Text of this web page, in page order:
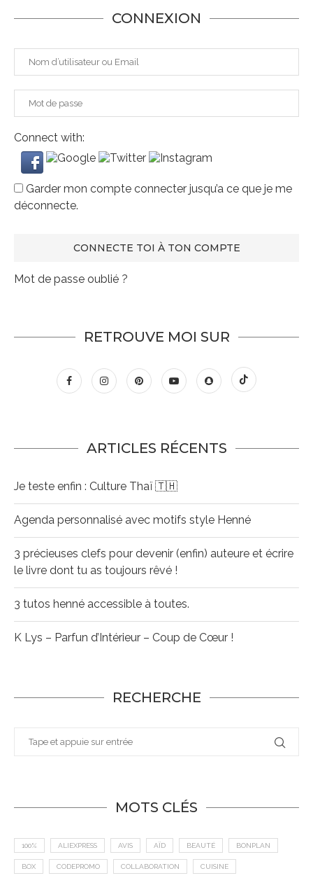
CONNEXION
Connect with:
Garder mon compte connecter jusqu’a ce que je me
déconnecte.
Mot de passe oublié ?
RETROUVE MOI SUR
ARTICLES RÉCENTS
Je teste enfin : Culture Thaï 🇹🇭
Agenda personnalisé avec motifs style Henné
3 précieuses clefs pour devenir (enfin) auteure et écrire
le livre dont tu as toujours rêvé !
3 tutos henné accessible à toutes.
K Lys – Parfun d’Intérieur – Coup de Cœur !
RECHERCHE
MOTS CLÉS
100% ALIEXPRESS AVIS AÏD BEAUTÉ BONPLAN
BOX CODEPROMO COLLABORATION CUISINE